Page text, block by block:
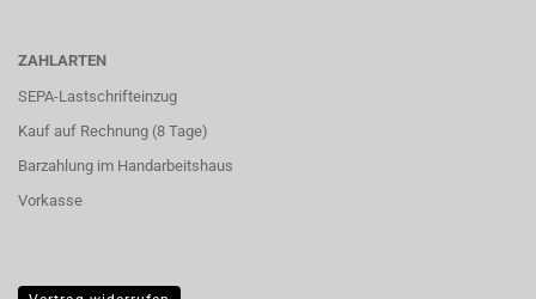
ZAHLARTEN
SEPA-Lastschrifteinzug
Kauf auf Rechnung (8 Tage)
Barzahlung im Handarbeitshaus
Vorkasse